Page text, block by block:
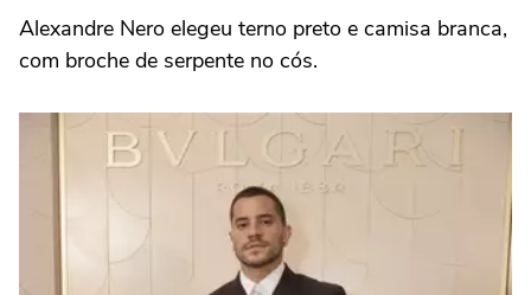
Alexandre Nero elegeu terno preto e camisa branca,
com broche de serpente no cós.